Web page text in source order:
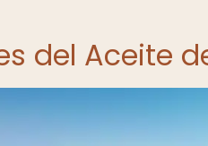
del Aceite